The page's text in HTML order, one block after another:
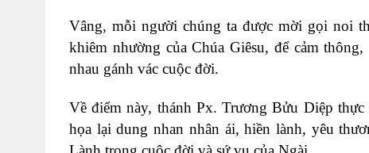
Vâng, mỗi người chúng ta được mời gọi noi
khiêm nhường của Chúa Giêsu, để cảm
nhau gánh vác cuộc đời.
Về điểm này, thánh Px. Trương Bửu Diệp
họa lại dung nhan nhân ái, hiền lành, yêu